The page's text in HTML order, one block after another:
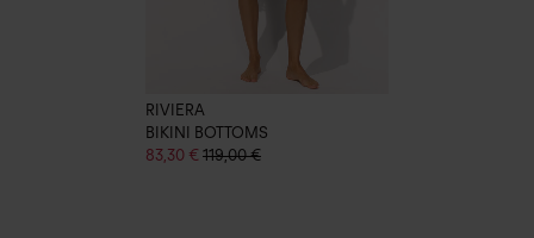
RIVIERA
BIKINI BOTTOMS
83,30 € 119,00 €